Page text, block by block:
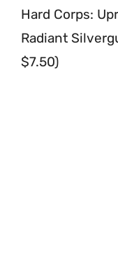
Hard Corps:
Radiant
$7.50)